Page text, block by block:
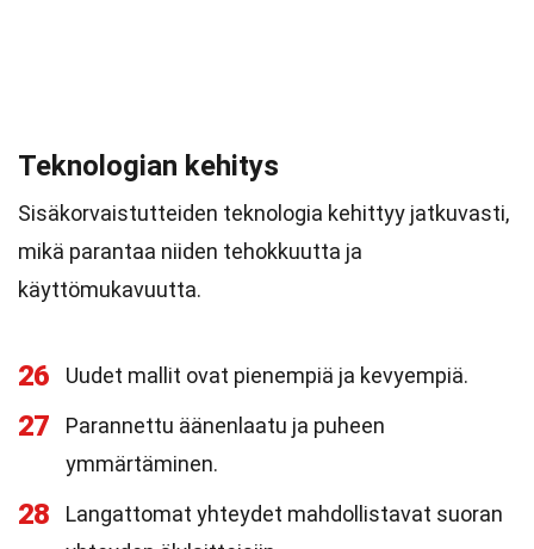
Teknologian kehitys
Sisäkorvaistutteiden teknologia kehittyy jatkuvasti,
mikä parantaa niiden tehokkuutta ja
käyttömukavuutta.
26 Uudet mallit ovat pienempiä ja kevyempiä.
27
Parannettu äänenlaatu ja puheen
ymmärtäminen.
28
Langattomat yhteydet mahdollistavat suoran